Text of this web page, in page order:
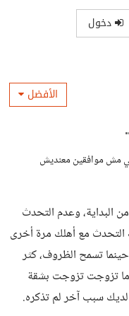
دخول
الأفضل
مش موافقين معنديش
البداية، وعدم التحدث
التحدث مع أهلك مرة أخرى
تسمح الظروف، كثر
تزوجت تزوجت بشقة
لديك سبب آخر لم تذكره.